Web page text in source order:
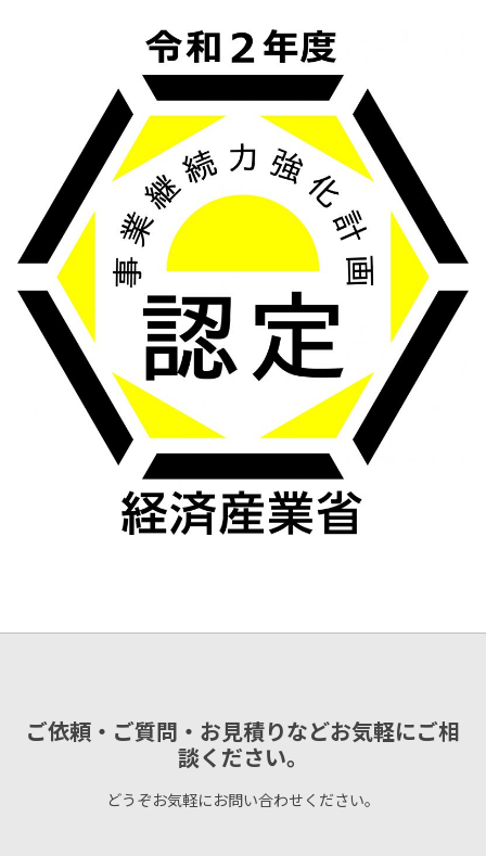
ご依頼・ご質問・お見積りなどお気軽にご相
談ください。
どうぞお気軽にお問い合わせください。